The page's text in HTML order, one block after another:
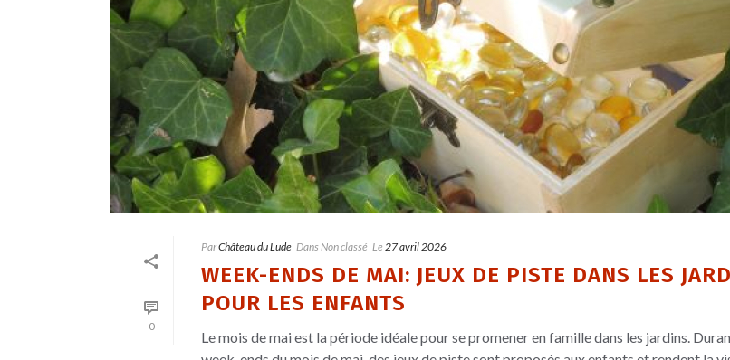
0
ParChâteau du Lude DansNon classé Le 27 avril 2026
WEEK-ENDS DE MAI: JEUX DE PISTE DANS LES
POUR LES ENFANTS
Le mois de mai est la période idéale pour se promener en famille dans les jardins.